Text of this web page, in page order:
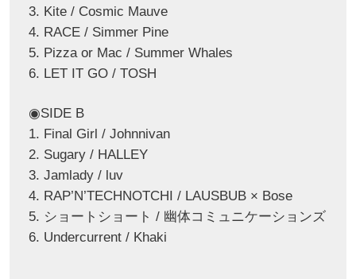
3. Kite / Cosmic Mauve
4. RACE / Simmer Pine
5. Pizza or Mac / Summer Whales
6. LET IT GO / TOSH
◉SIDE B
1. Final Girl / Johnnivan
2. Sugary / HALLEY
3. Jamlady / luv
4. RAP’N’TECHNOTCHI / LAUSBUB × Bose
5. ショートショート / 幽体コミュニケーションズ
6. Undercurrent / Khaki